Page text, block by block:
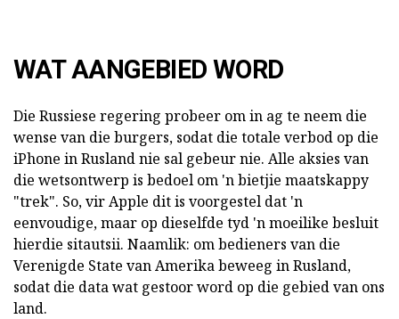
WAT AANGEBIED WORD
Die Russiese regering probeer om in ag te neem die
wense van die burgers, sodat die totale verbod op die
iPhone in Rusland nie sal gebeur nie. Alle aksies van
die wetsontwerp is bedoel om 'n bietjie maatskappy
"trek". So, vir Apple dit is voorgestel dat 'n
eenvoudige, maar op dieselfde tyd 'n moeilike besluit
hierdie sitautsii. Naamlik: om bedieners van die
Verenigde State van Amerika beweeg in Rusland,
sodat die data wat gestoor word op die gebied van ons
land.